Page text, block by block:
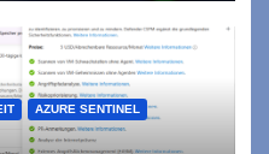
AZURE SENTINEL